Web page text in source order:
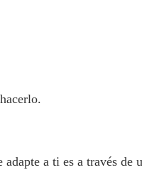
a ti es a través de